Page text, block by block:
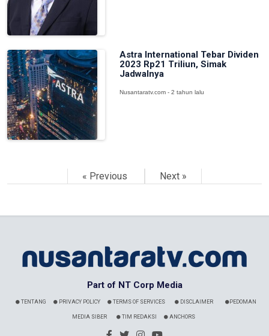
Astra International Tebar Dividen
2023 Rp21 Triliun, Simak
Jadwalnya
Nusantaratv.com - 2 tahun lalu
« Previous Next »
Part of NT Corp Media
TENTANG PRIVACY POLICY TERMS OF SERVICES DISCLAIMER PEDOMAN
MEDIA SIBER TIM REDAKSI ANCHORS